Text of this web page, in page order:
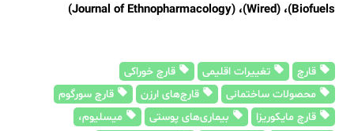
Biofuels)، (Wired)، (Journal of Ethnopharmacology)
قارچ تغییرات اقلیمی
قارچ خوراکی
محصولات ساختمانی
قارچ‌های ارزن
قارچ سورگوم
قارچ مایکوریزا
بیماری‌های پوستی
میسلیوم،